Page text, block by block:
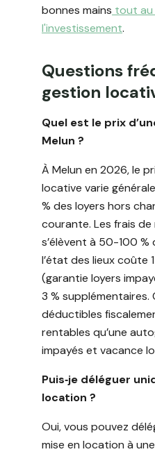
bonnes mains tout au
l'investissement.
Questions
gestion
Quel est le prix
Melun ?
À Melun en 2026, le
locative varie
% des loyers hors
courante. Les frais
s’élèvent à 50-100 %
l’état des lieux coûte
(garantie loyers
3 % supplémentaires.
déductibles
rentables qu’une
impayés et vacance
Puis‑je déléguer
location ?
Oui, vous pouvez
mise en location à